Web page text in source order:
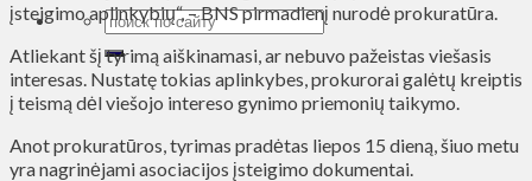
įsteigimo aplinkybių“, – BNS pirmadienį nurodė prokuratūra.
Atliekant šį tyrimą aiškinamasi, ar nebuvo pažeistas viešasis
interesas. Nustatę tokias aplinkybes, prokurorai galėtų kreiptis
į teismą dėl viešojo intereso gynimo priemonių taikymo.
Anot prokuratūros, tyrimas pradėtas liepos 15 dieną, šiuo metu
yra nagrinėjami asociacijos įsteigimo dokumentai.